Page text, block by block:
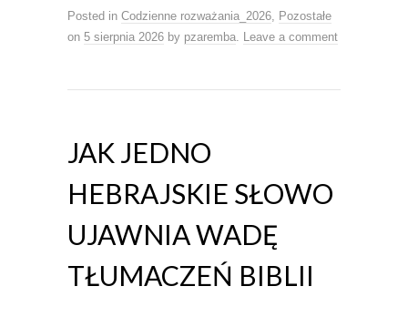
Posted in Codzienne rozważania_2026, Pozostałe
on 5 sierpnia 2026 by pzaremba. Leave a comment
JAK JEDNO
HEBRAJSKIE SŁOWO
UJAWNIA WADĘ
TŁUMACZEŃ BIBLII